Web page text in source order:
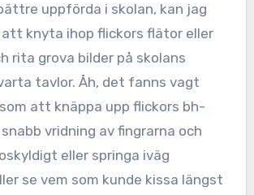
uppförda i skolan, kan jag
knyta ihop flickors flätor eller
rita grova bilder på skolans
tavlor. Åh, det fanns vagt
att knäppa upp flickors bh-
vridning av fingrarna och
eller springa iväg
se vem som kunde kissa längst